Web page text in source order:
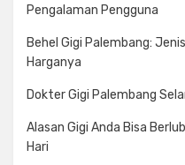
Pengalaman Pengguna
Behel Gigi Palembang:
Harganya
Dokter Gigi Palembang
Alasan Gigi Anda Bisa
Hari